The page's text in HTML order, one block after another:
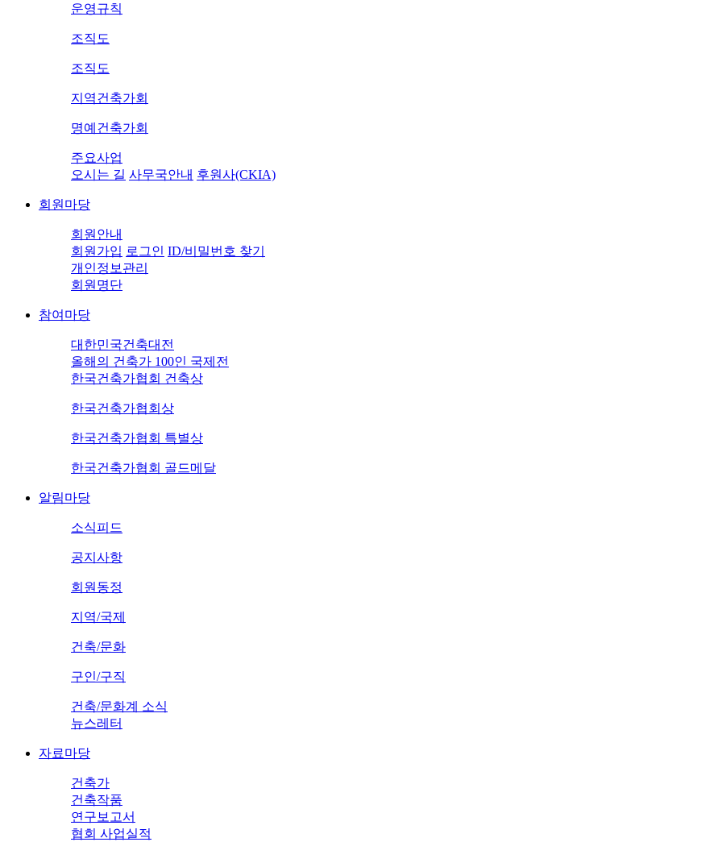
운영규칙
조직도
조직도
지역건축가회
명예건축가회
주요사업
오시는 길 사무국안내 후원사(CKIA)
회원마당
회원안내
회원가입 로그인 ID/비밀번호 찾기
개인정보관리
회원명단
참여마당
대한민국건축대전
올해의 건축가 100인 국제전
한국건축가협회 건축상
한국건축가협회상
한국건축가협회 특별상
한국건축가협회 골드메달
알림마당
소식피드
공지사항
회원동정
지역/국제
건축/문화
구인/구직
건축/문화계 소식
뉴스레터
자료마당
건축가
건축작품
연구보고서
협회 사업실적